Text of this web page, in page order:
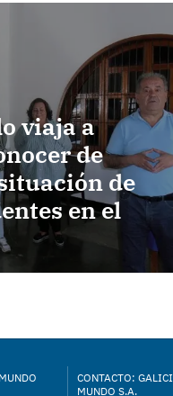
viaja a
de
de
en el
CONTACTO:
MUNDO S.A.